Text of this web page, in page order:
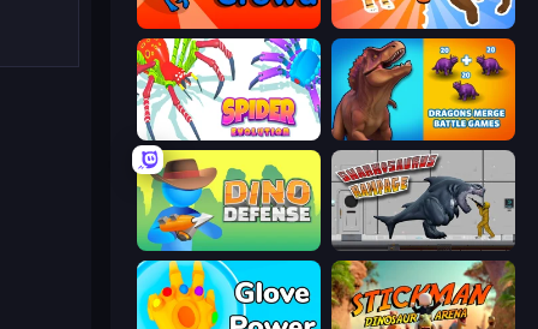
Dino Crowd Animal DNA Run
Spider Evolution: Runner Game Dragons Merge: Battle Games
Dino Defense Sharkosaurus Rampage